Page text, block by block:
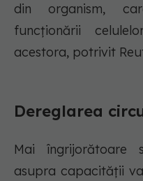
din organism,
funcționării
acestora, potrivit
Dereglarea
Mai îngrijorătoare
asupra capacității